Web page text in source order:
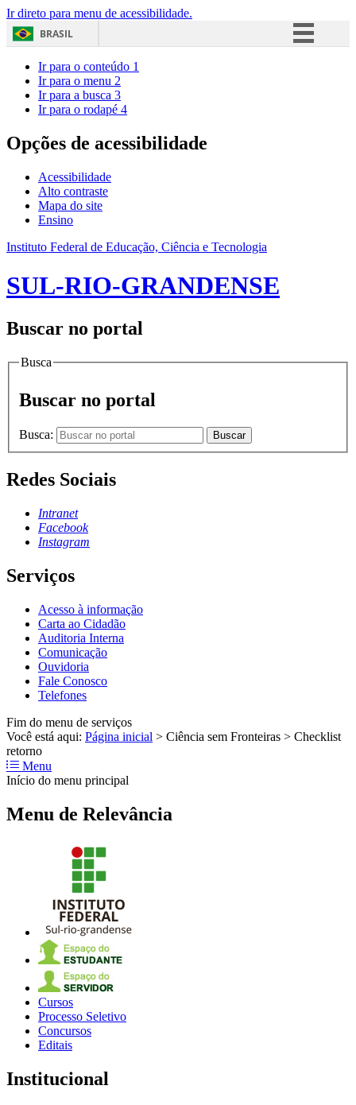
Ir direto para menu de acessibilidade.
BRASIL
Acesso à informação
Ir para o conteúdo 1
Ir para o menu 2
Ir para a busca 3
Ir para o rodapé 4
Opções de acessibilidade
Acessibilidade
Alto contraste
Mapa do site
Ensino
Instituto Federal de Educação, Ciência e Tecnologia
SUL-RIO-GRANDENSE
Buscar no portal
Busca
Buscar no portal
Busca: Buscar
Redes Sociais
Intranet
Facebook
Instagram
Serviços
Acesso à informação
Carta ao Cidadão
Auditoria Interna
Comunicação
Ouvidoria
Fale Conosco
Telefones
Fim do menu de serviços
Você está aqui: Página inicial > Ciência sem Fronteiras > Checklist
retorno
Menu
Início do menu principal
Menu de Relevância
Cursos
Processo Seletivo
Concursos
Editais
Institucional